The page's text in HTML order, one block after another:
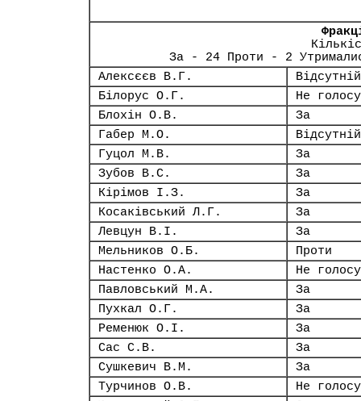
За - 24 Проти - 2
Алексєєв В.Г.
Відсутній
Білорус О.Г.
Не
Блохін О.В.
За
Габер М.О.
Відсутній
Гуцол М.В.
За
Зубов В.С.
За
Кірімов І.З.
За
Косаківський Л.Г.
За
Левцун В.І.
За
Мельников О.Б.
Проти
Настенко О.А.
Не
Павловський М.А.
За
Пухкал О.Г.
За
Ременюк О.І.
За
Сас С.В.
За
Сушкевич В.М.
За
Турчинов О.В.
Не